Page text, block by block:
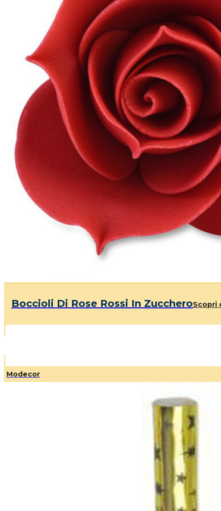
Boccioli Di Rose Rossi In ZuccheroScopri
Modecor